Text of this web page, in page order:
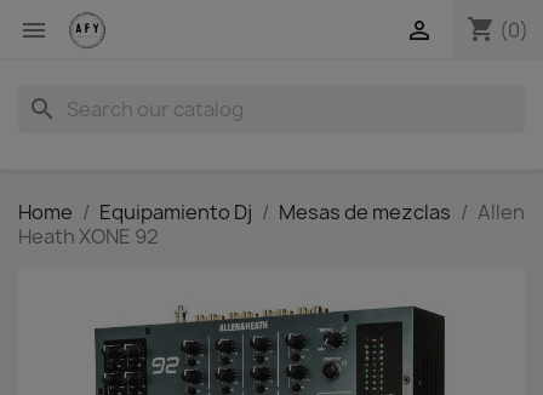
 shopping_cart (0)

search
Home Equipamiento Dj Mesas de mezclas
Allen
Heath XONE 92